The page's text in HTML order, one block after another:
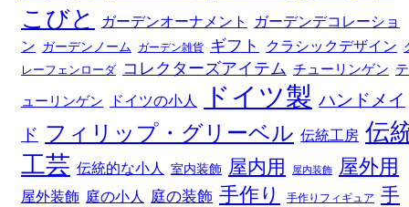
こびと
ガーデンオーナメント
ガーデンデコレーショ
ン ガーデンノーム ガーデン雑貨 ギフト クラシックデザイン
レーフェンローダ コレクターズアイテム チューリンゲン テ
ューリンゲン ドイツの小人 ドイツ製 ハンドメイ
ド フィリップ・グリーベル 伝統工房 伝
工芸 伝統的な小人 室内装飾 屋内用 屋内装飾 屋外用
屋外装飾 庭の小人 庭の装飾 手作り 手作りフィギュア
手